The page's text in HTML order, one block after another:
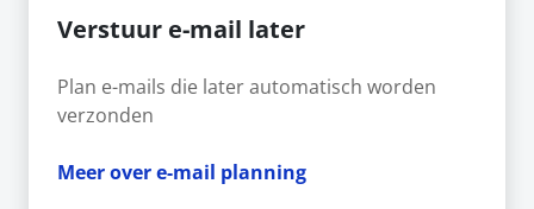
Verstuur e-mail later
Plan e-mails die later automatisch worden
verzonden
Meer over e-mail planning